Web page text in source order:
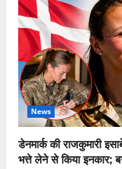
ने
रचा
इतिहास,
बनीं
पहली
महिला
‘फाइटर
कॉम्बैट
लीडर’;
जानिए
IAF
की
‘टॉप
गन’
बनने
पूरी
कहानी
News
डेनमार्क की राजकुमारी
भत्ते लेने से किया इनकार;